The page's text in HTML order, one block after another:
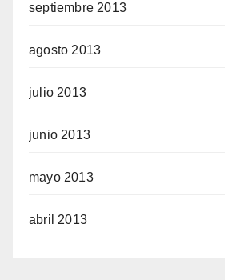
septiembre 2013
agosto 2013
julio 2013
junio 2013
mayo 2013
abril 2013